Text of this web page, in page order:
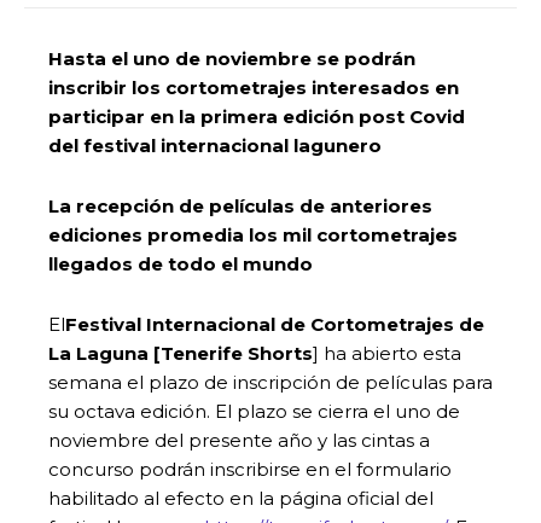
Hasta el uno de noviembre se podrán
inscribir los cortometrajes interesados en
participar en la primera edición post Covid
del festival internacional lagunero
La recepción de películas de anteriores
ediciones promedia los mil cortometrajes
llegados de todo el mundo
ElFestival Internacional de Cortometrajes de
La Laguna [Tenerife Shorts] ha abierto esta
semana el plazo de inscripción de películas para
su octava edición. El plazo se cierra el uno de
noviembre del presente año y las cintas a
concurso podrán inscribirse en el formulario
habilitado al efecto en la página oficial del